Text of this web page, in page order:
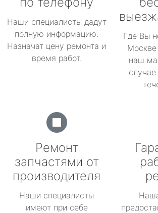
Наши специалисты дадут
полную информацию.
Назначат цену ремонта и
время работ.
Где Вы
Москве
наш
Ремонт
запчастями от
производителя
Наши специалисты
имеют при себе